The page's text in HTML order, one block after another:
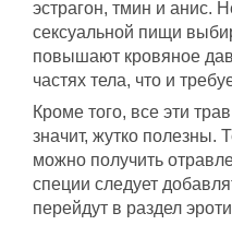
эстрагон, тмин и анис.
сексуальной пищи
повышают кровяное
частях тела, что и
Кроме того, все эти
значит, жутко полезны.
можно получить
специи следует
перейдут в раздел